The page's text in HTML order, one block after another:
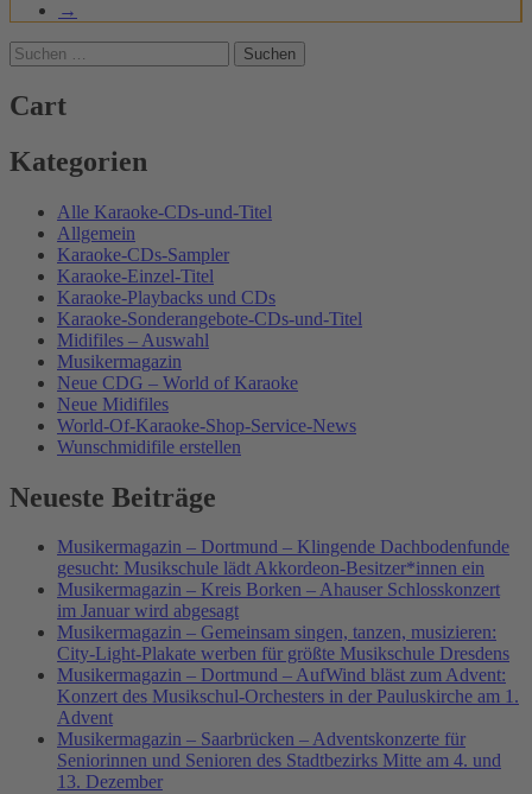
→
Suchen
nach:
Cart
Kategorien
Alle Karaoke-CDs-und-Titel
Allgemein
Karaoke-CDs-Sampler
Karaoke-Einzel-Titel
Karaoke-Playbacks und CDs
Karaoke-Sonderangebote-CDs-und-Titel
Midifiles – Auswahl
Musikermagazin
Neue CDG – World of Karaoke
Neue Midifiles
World-Of-Karaoke-Shop-Service-News
Wunschmidifile erstellen
Neueste Beiträge
Musikermagazin – Dortmund – Klingende Dachbodenfunde
gesucht: Musikschule lädt Akkordeon-Besitzer*innen ein
Musikermagazin – Kreis Borken – Ahauser Schlosskonzert
im Januar wird abgesagt
Musikermagazin – Gemeinsam singen, tanzen, musizieren:
City-Light-Plakate werben für größte Musikschule Dresdens
Musikermagazin – Dortmund – AufWind bläst zum Advent:
Konzert des Musikschul-Orchesters in der Pauluskirche am 1.
Advent
Musikermagazin – Saarbrücken – Adventskonzerte für
Seniorinnen und Senioren des Stadtbezirks Mitte am 4. und
13. Dezember